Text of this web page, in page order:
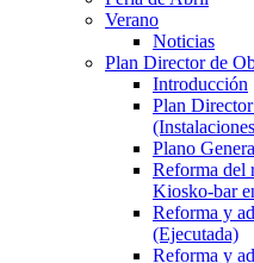
Verano
Noticias
Plan Director de
Introducción
Plan
Plano
Reforma del
Kiosko-bar
Reforma y
(Ejecutada)
Reforma y